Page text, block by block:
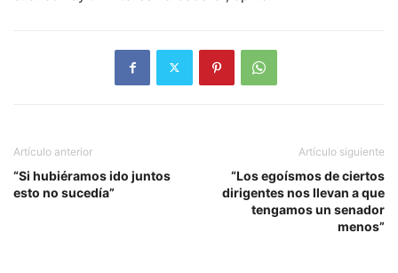
Artículo anterior
“Si hubiéramos ido juntos
esto no sucedía”
Artículo siguiente
“Los egoísmos de ciertos
dirigentes nos llevan a que
tengamos un senador
menos”